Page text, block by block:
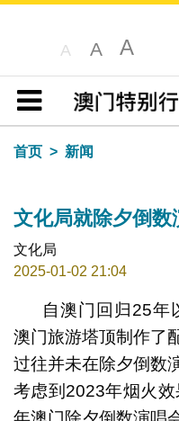
A A A
目录
首页
新闻
文化局就除夕倒
文化局
2025-01-02 21:04
自澳门回归25年
澳门旅游塔顶制作了
过往并未在除夕倒数
考虑到2023年烟火